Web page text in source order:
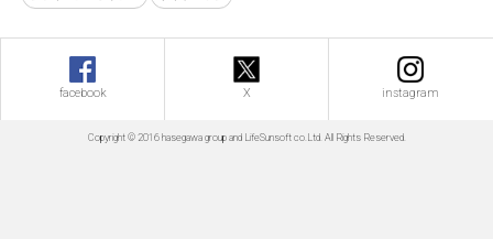
facebook X instagram
Copyright © 2016 hasegawa group and LifeSunsoft co.Ltd. All Rights Reserved.